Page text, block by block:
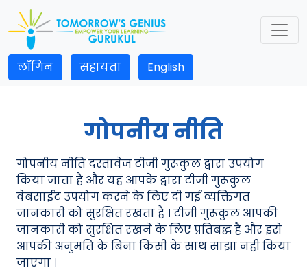
लॉगिन सहायता English
गोपनीय नीति
गोपनीय नीति दस्तावेज टीजी गुरूकुल द्वारा उपयोग
किया जाता है और यह आपके द्वारा टीजी गुरूकुल
वेबसाईट उपयोग करने के लिए दी गई व्यक्तिगत
जानकारी को सुरक्षित रखता है । टीजी गुरूकुल आपकी
जानकारी को सुरक्षित रखने के लिए प्रतिबद्ध है और इसे
आपकी अनुमति के बिना किसी के साथ साझा नहीं किया
जाएगा ।